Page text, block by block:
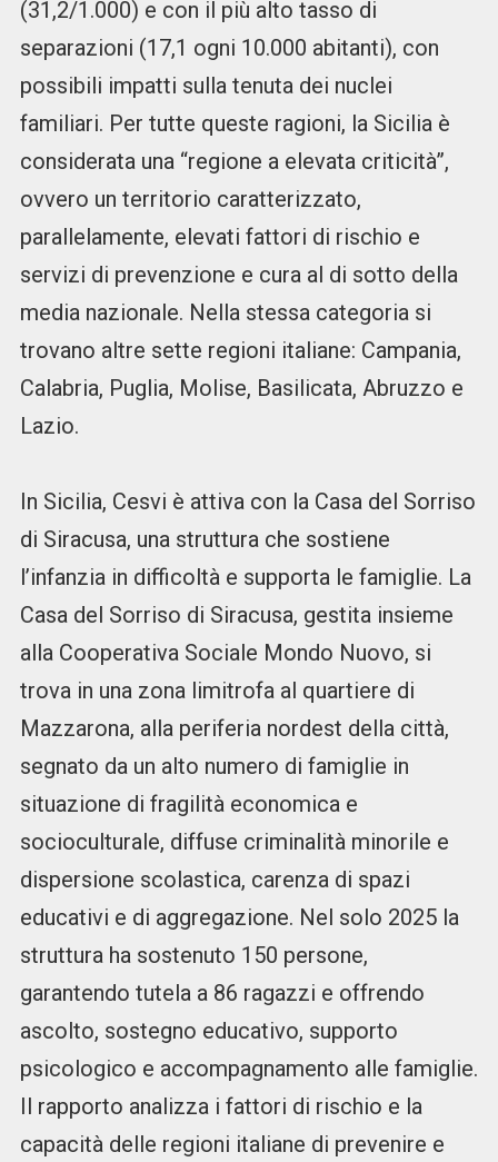
(31,2/1.000) e con il più alto tasso di
separazioni (17,1 ogni 10.000 abitanti), con
possibili impatti sulla tenuta dei nuclei
familiari. Per tutte queste ragioni, la Sicilia è
considerata una “regione a elevata criticità”,
ovvero un territorio caratterizzato,
parallelamente, elevati fattori di rischio e
servizi di prevenzione e cura al di sotto della
media nazionale. Nella stessa categoria si
trovano altre sette regioni italiane: Campania,
Calabria, Puglia, Molise, Basilicata, Abruzzo e
Lazio.
In Sicilia, Cesvi è attiva con la Casa del Sorriso
di Siracusa, una struttura che sostiene
l’infanzia in difficoltà e supporta le famiglie. La
Casa del Sorriso di Siracusa, gestita insieme
alla Cooperativa Sociale Mondo Nuovo, si
trova in una zona limitrofa al quartiere di
Mazzarona, alla periferia nordest della città,
segnato da un alto numero di famiglie in
situazione di fragilità economica e
socioculturale, diffuse criminalità minorile e
dispersione scolastica, carenza di spazi
educativi e di aggregazione. Nel solo 2025 la
struttura ha sostenuto 150 persone,
garantendo tutela a 86 ragazzi e offrendo
ascolto, sostegno educativo, supporto
psicologico e accompagnamento alle famiglie.
Il rapporto analizza i fattori di rischio e la
capacità delle regioni italiane di prevenire e